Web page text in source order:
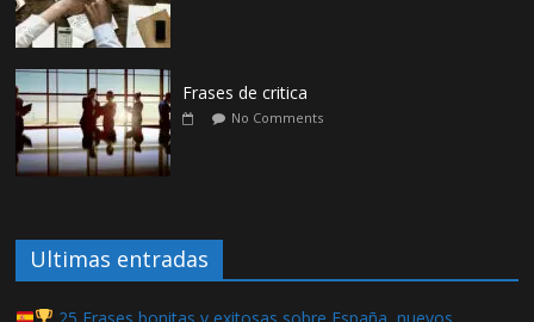
Frases de critica
No Comments
Ultimas entradas